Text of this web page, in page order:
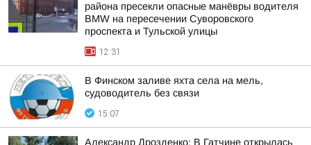
района пресекли опасные манёвры водителя
BMW на пересечении Суворовского
проспекта и Тульской улицы
12:31
В Финском заливе яхта села на мель,
судоводитель без связи
15:07
Александр Дрозденко: В Гатчине открылась